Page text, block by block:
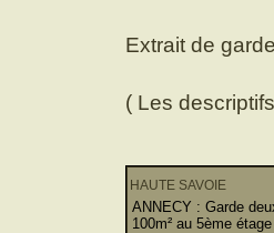
Extrait de
( Les
HAUTE SAVOIE
ANNECY : Garde
100m² au 5ème